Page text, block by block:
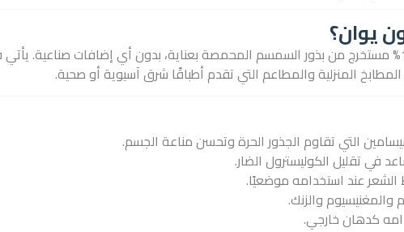
يوان؟
هو زيت نقي 100% مستخرج من بذور السمسم المحمصة بعناية، بدون أي إضافات صناعية.
المطابخ المنزلية والمطاعم التي تقدم أطباقًا شرق آسيوية أو صحية.
في تقليل الكوليسترول الضار.
عند استخدامه موضعيًا.
والزنك.
كدهان خارجي.